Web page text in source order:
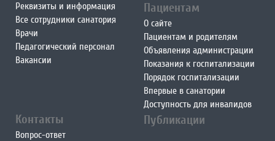
Реквизиты и информация
Все сотрудники санатория
Врачи
Педагогический персонал
Вакансии
Пациентам
О сайте
Пациентам и родителям
Объявления администрации
Показания к госпитализации
Порядок госпитализации
Впервые в санатории
Доступность для инвалидов
Контакты
Вопрос-ответ
Публикации